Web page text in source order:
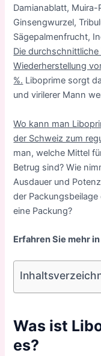
Damianablatt,
Ginsengwurzel,
Sägepalmenfrucht,
Die
Wiederherstellung
%. Liboprime sorgt
und virilerer Mann
Wo kann man
der Schweiz zum
man, welche Mittel
Betrug sind? Wie
Ausdauer und
der Packungsbeilage
eine Packung?
Erfahren Sie mehr
Was ist
es?